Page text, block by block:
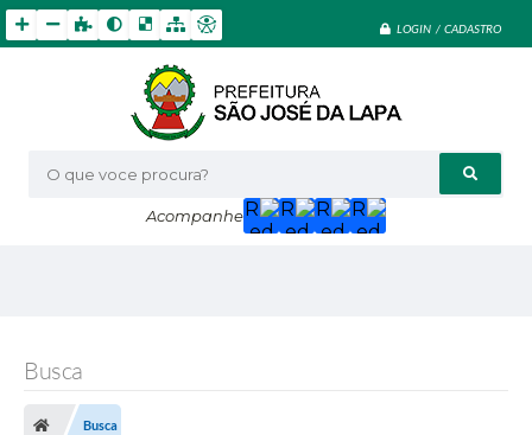
LOGIN / CADASTRO
O que voce procura?
Acompanhe
Busca
Busca